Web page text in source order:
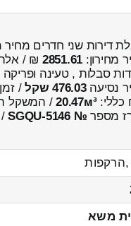
דירות שני חדרים
מחירון: 2851.61
₪ /
סבלות , טעינה ופריקה
נסיעה476.03 שקל /
כללי:20.47м³/ המשקל
מספר № SGQU-5146
/
משא